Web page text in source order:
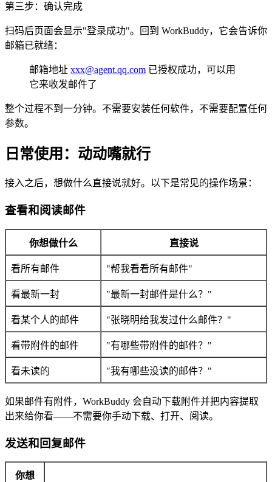
第三步：确认完成
扫码后页面会显示"登录成功"。回到 WorkBuddy，它会告诉你
邮箱已就绪：
邮箱地址 xxx@agent.qq.com 已授权成功，可以用
它来收发邮件了
整个过程不到一分钟。不需要安装任何软件，不需要配置任何
参数。
日常使用：动动嘴就行
接入之后，想做什么直接说就好。以下是常见的操作场景：
查看和阅读邮件
你想做什么 直接说
看所有邮件 "帮我看看所有邮件"
看最新一封 "最新一封邮件是什么？"
看某个人的邮件 "张晓明给我发过什么邮件？"
看带附件的邮件 "有哪些带附件的邮件？"
看未读的 "我有哪些没读的邮件？"
如果邮件有附件，WorkBuddy 会自动下载附件并把内容提取
出来给你看——不需要你手动下载、打开、阅读。
发送和回复邮件
你想